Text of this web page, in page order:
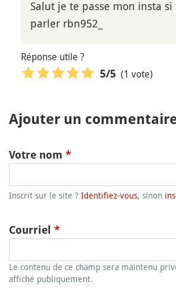
Salut je te passe mon insta
parler rbn952_
Réponse utile ?
5/5 (1 vote)
Ajouter un
Votre nom *
Inscrit sur le site ? Identifiez-vous, sinon
Courriel *
Le contenu de ce champ sera maintenu
affiché publiquement.